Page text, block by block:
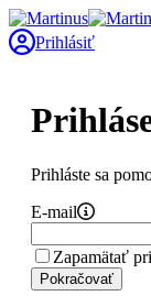
Prihlásiť
Prihláste sa
E-mail
Zapamätať
Pokračovať